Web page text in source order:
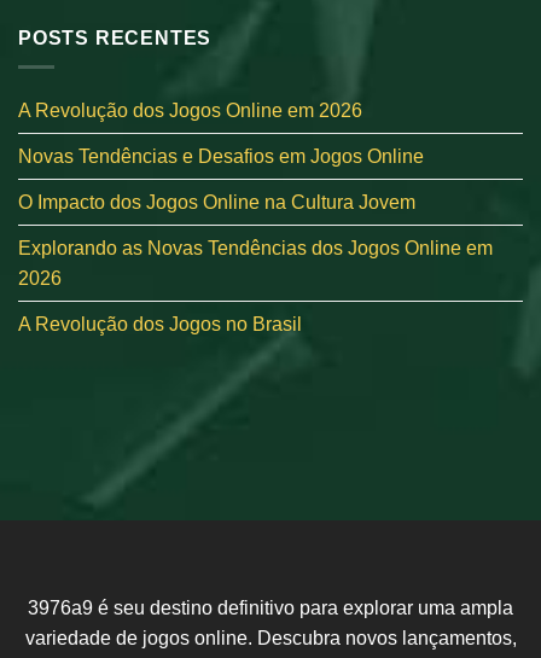
POSTS RECENTES
A Revolução dos Jogos Online em 2026
Novas Tendências e Desafios em Jogos Online
O Impacto dos Jogos Online na Cultura Jovem
Explorando as Novas Tendências dos Jogos Online em
2026
A Revolução dos Jogos no Brasil
3976a9 é seu destino definitivo para explorar uma ampla
variedade de jogos online. Descubra novos lançamentos,